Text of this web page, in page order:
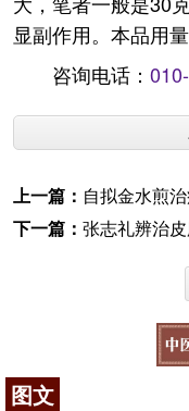
显副作用。本品用
咨询电话：
上一篇： 自拟金水煎
下一篇： 张志礼辨治
图文